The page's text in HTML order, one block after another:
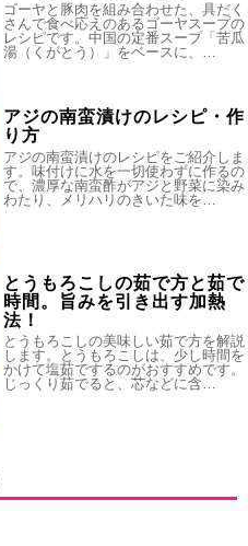
ゴーヤと豚肉を組み合わせた、具だく
さんで食べ応えのあるゴーヤスープの
レシピです。中国の定番スープ「苦瓜
湯（くがとう）」をベースに、…
アジの南蛮漬けのレシピ・作
り方
アジの南蛮漬けのレシピをご紹介しま
す。味付けに水を一切使わずに作るの
で、濃厚な南蛮酢がアジと野菜に染み
わたり、メリハリのきいた味を…
とうもろこしの茹で方と茹で
時間。旨みを引き出す加熱
法！
とうもろこしの美味しい茹で方を解説
します。とうもろこしは、少し時間を
かけて塩茹でするのがおすすめです。
じっくり茹でると、芯などに含…